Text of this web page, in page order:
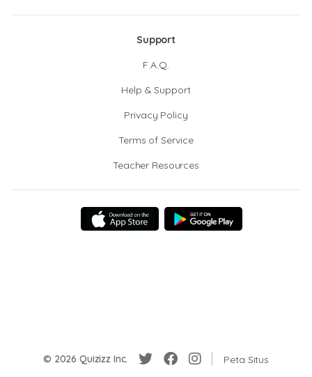
Support
F.A.Q.
Help & Support
Privacy Policy
Terms of Service
Teacher Resources
© 2026 Quizizz Inc. Peta Situs